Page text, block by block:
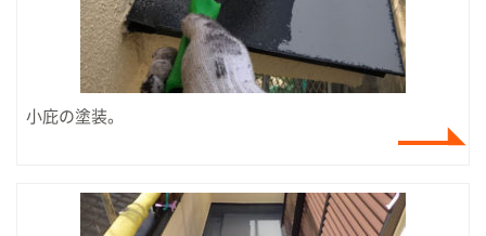
小庇の塗装。